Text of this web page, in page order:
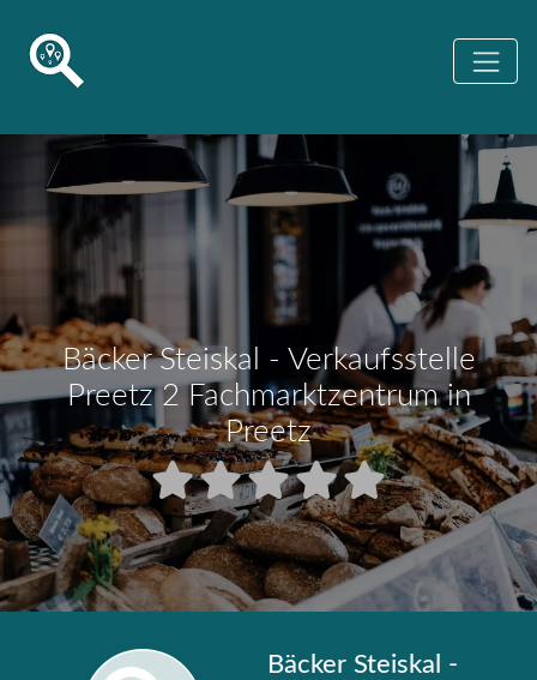
Bäcker Steiskal - Verkaufsstelle
Preetz 2 Fachmarktzentrum in
Preetz
Bäcker Steiskal -